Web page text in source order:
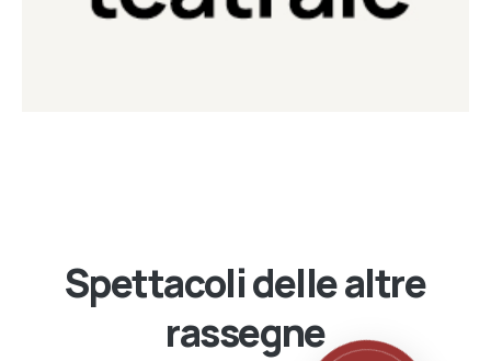
Laboratorio Teatrale
Spettacoli delle altre
rassegne